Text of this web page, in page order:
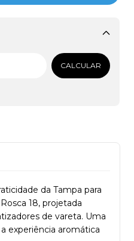
Alterar CEP
CALCULAR
da Tampa para
18, projetada
de vareta. Uma
experiência aromática